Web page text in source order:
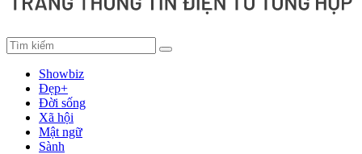
Showbiz
Đẹp+
Đời sống
Xã hội
Mật ngữ
Sành